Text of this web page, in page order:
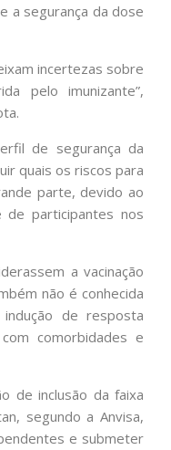
a segurança da dose
incertezas sobre
pelo imunizante”,
de segurança da
quais os riscos para
parte, devido ao
de participantes nos
a vacinação
não é conhecida
de resposta
comorbidades e
de inclusão da faixa
segundo a Anvisa,
e submeter